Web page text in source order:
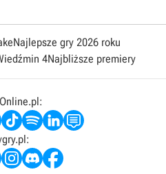
Najlepsze gry 2026 roku
4Najbliższe premiery